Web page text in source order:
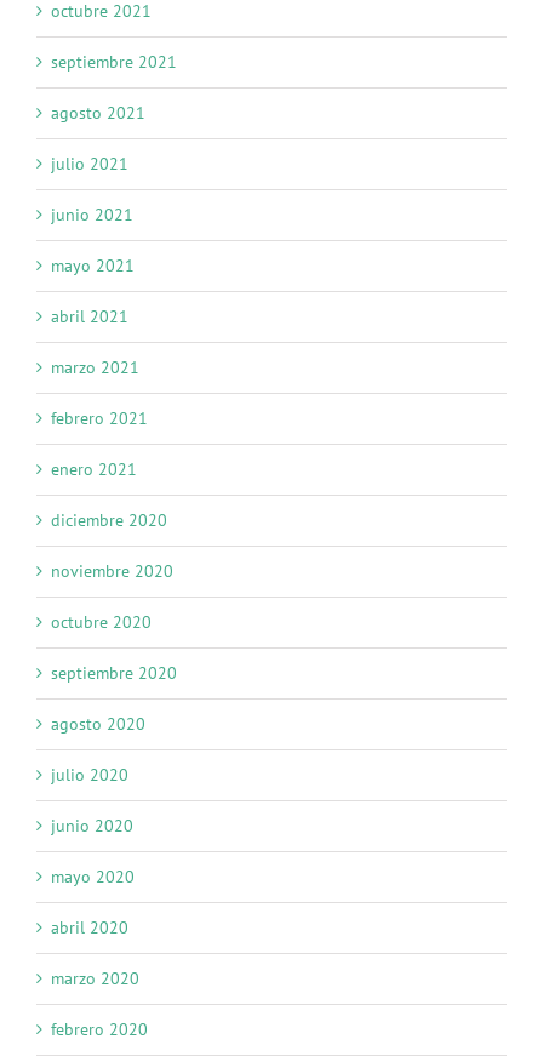
octubre 2021
septiembre 2021
agosto 2021
julio 2021
junio 2021
mayo 2021
abril 2021
marzo 2021
febrero 2021
enero 2021
diciembre 2020
noviembre 2020
octubre 2020
septiembre 2020
agosto 2020
julio 2020
junio 2020
mayo 2020
abril 2020
marzo 2020
febrero 2020